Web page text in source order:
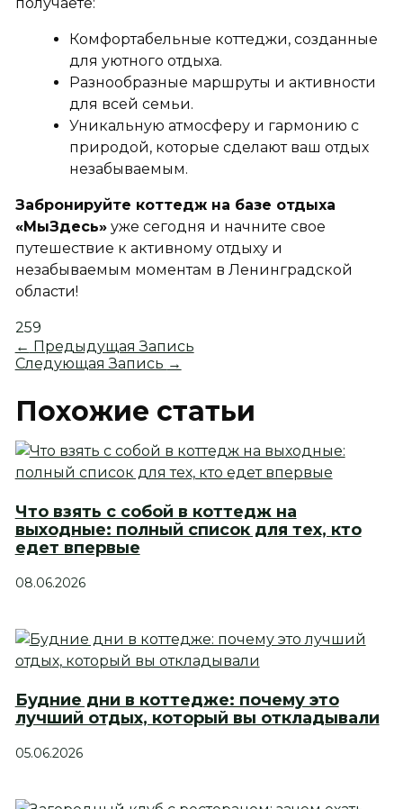
Комфортабельные коттеджи, созданные
для уютного отдыха.
Разнообразные маршруты и активности
для всей семьи.
Уникальную атмосферу и гармонию с
природой, которые сделают ваш отдых
незабываемым.
Забронируйте коттедж на базе отдыха
«МыЗдесь»уже сегодня и начните свое
путешествие к активному отдыху и
незабываемым моментам в Ленинградской
области!
259
← Предыдущая Запись
Следующая Запись →
Похожие статьи
Что взять с собой в коттедж на
выходные: полный список для тех, кто
едет впервые
08.06.2026
Будние дни в коттедже: почему это
лучший отдых, который вы откладывали
05.06.2026